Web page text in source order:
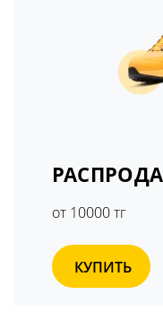
от 10000 тг
КУПИТЬ